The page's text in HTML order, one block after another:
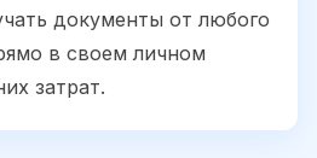
документы от любого
в своем личном
затрат.